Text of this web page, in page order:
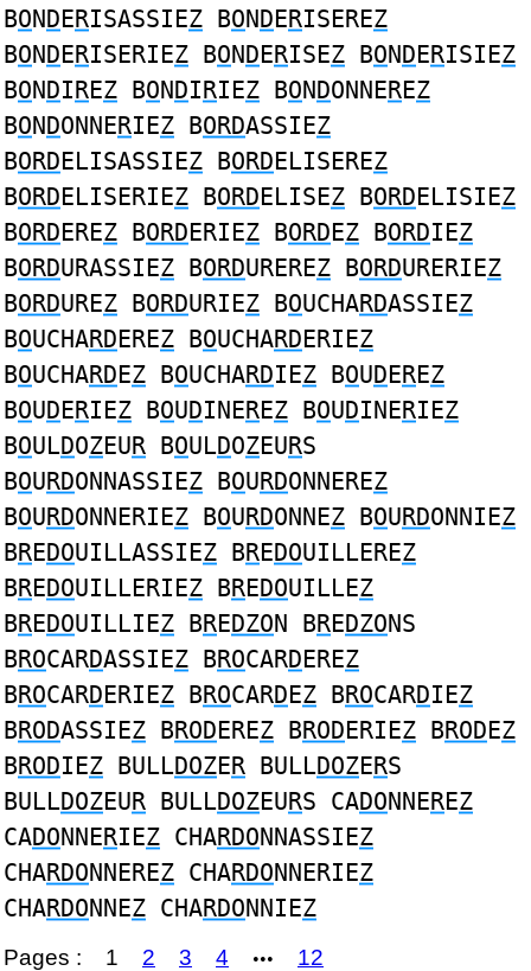
BONDERISASSIEZ BONDERISEREZ
BONDERISERIEZ BONDERISEZ BONDERISIEZ
BONDIREZ BONDIRIEZ BONDONNEREZ
BONDONNERIEZ BORDASSIEZ
BORDELISASSIEZ BORDELISEREZ
BORDELISERIEZ BORDELISEZ BORDELISIEZ
BORDEREZ BORDERIEZ BORDEZ BORDIEZ
BORDURASSIEZ BORDUREREZ BORDURERIEZ
BORDUREZ BORDURIEZ BOUCHARDASSIEZ
BOUCHARDEREZ BOUCHARDERIEZ
BOUCHARDEZ BOUCHARDIEZ BOUDEREZ
BOUDERIEZ BOUDINEREZ BOUDINERIEZ
BOULDOZEUR BOULDOZEURS
BOURDONNASSIEZ BOURDONNEREZ
BOURDONNERIEZ BOURDONNEZ BOURDONNIEZ
BREDOUILLASSIEZ BREDOUILLEREZ
BREDOUILLERIEZ BREDOUILLEZ
BREDOUILLIEZ BREDZON BREDZONS
BROCARDASSIEZ BROCARDEREZ
BROCARDERIEZ BROCARDEZ BROCARDIEZ
BRODASSIEZ BRODEREZ BRODERIEZ BRODEZ
BRODIEZ BULLDOZER BULLDOZERS
BULLDOZEUR BULLDOZEURS CADONNEREZ
CADONNERIEZ CHARDONNASSIEZ
CHARDONNEREZ CHARDONNERIEZ
CHARDONNEZ CHARDONNIEZ
Pages : 1 2 3 4 ••• 12